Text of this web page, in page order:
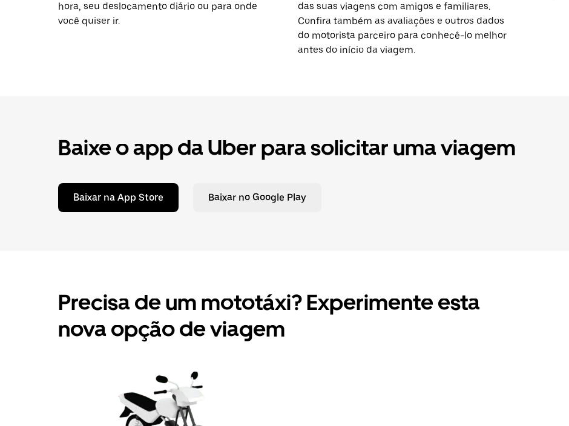
hora, seu deslocamento diário ou para onde
você quiser ir.
das suas viagens com amigos e familiares.
Confira também as avaliações e outros dados
do motorista parceiro para conhecê-lo melhor
antes do início da viagem.
Baixe o app da Uber para solicitar uma viagem
Baixar na App Store Baixar no Google Play
Precisa de um mototáxi? Experimente esta
nova opção de viagem